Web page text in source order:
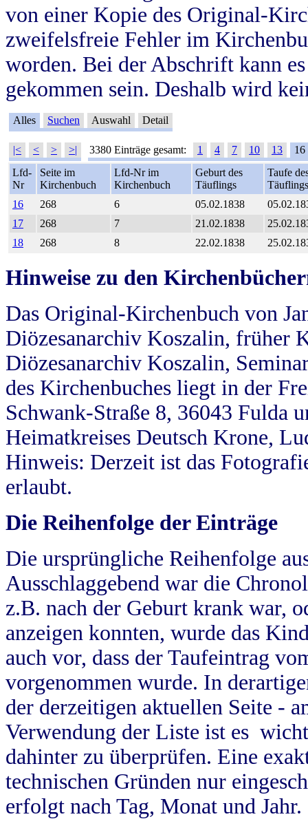
von einer Kopie des Original-
zweifelsfreie Fehler im
worden. Bei der Abschrift kann
gekommen sein. Deshalb wird
Alles Suchen Auswahl Detail
|< < > >| 3380 Einträge gesamt: 1 4 7 10 13
16
Lfd-
Nr
Seite im
Kirchenbuch
Lfd-Nr im
Kirchenbuch
Geburt des
Täuflings
Taufe
Täuflings
16
268 6 05.02.1838
17
268 7 21.02.1838
18
268 8 22.02.1838
Hinweise zu den
Das Original-Kirchenbuch von
Diözesanarchiv Koszalin, früher
Diözesanarchiv Koszalin,
des Kirchenbuches liegt in der
Schwank-Straße 8, 36043 Fulda
Heimatkreises Deutsch Krone,
Hinweis: Derzeit ist das
erlaubt.
Die Reihenfolge der Einträge
Die ursprüngliche Reihenfolge
Ausschlaggebend war die
z.B. nach der Geburt krank war,
anzeigen konnten, wurde das
auch vor, dass der Taufeintrag
vorgenommen wurde. In
der derzeitigen aktuellen Seite -
Verwendung der Liste ist es
dahinter zu überprüfen. Eine
technischen Gründen nur
erfolgt nach Tag, Monat und Jahr.